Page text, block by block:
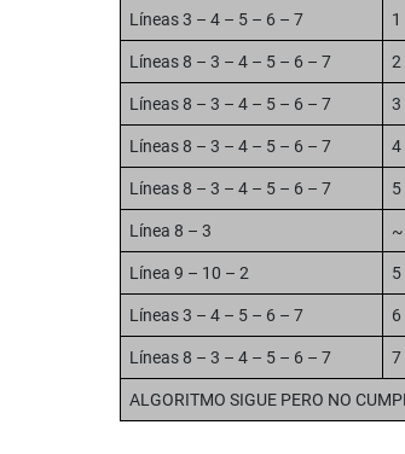
Líneas 3 – 4 – 5 – 6 – 7 1
Líneas 8 – 3 – 4 – 5 – 6 – 7 2
Líneas 8 – 3 – 4 – 5 – 6 – 7 3
Líneas 8 – 3 – 4 – 5 – 6 – 7 4
Líneas 8 – 3 – 4 – 5 – 6 – 7 5
Línea 8 – 3 ~
Línea 9 – 10 – 2 5
Líneas 3 – 4 – 5 – 6 – 7 6
Líneas 8 – 3 – 4 – 5 – 6 – 7 7
ALGORITMO SIGUE PERO NO